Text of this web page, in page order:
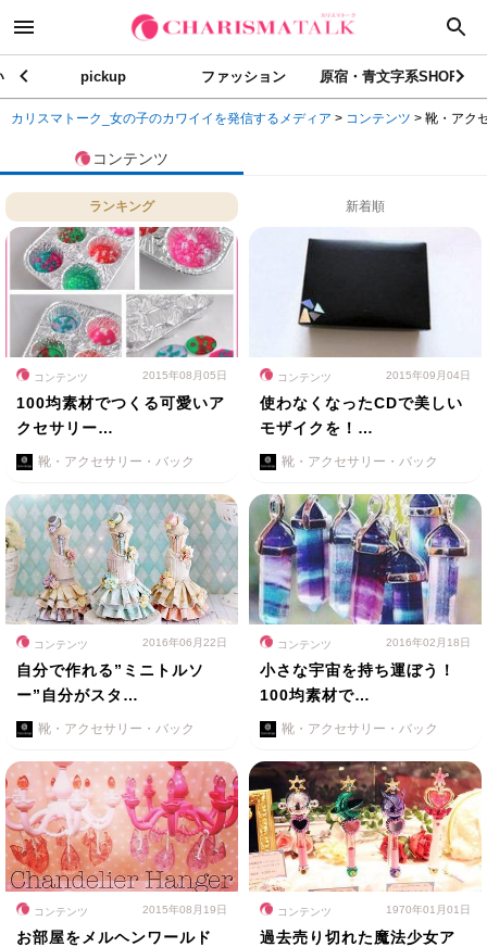
pickup ファッション 原宿・青文字系SHOP
カリスマトーク_女の子のカワイイを発信するメディア > コンテンツ > 靴・アク
コンテンツ
ランキング 新着順
コンテンツ 2015年08月05日
100均素材でつくる可愛いア
クセサリー…
靴・アクセサリー・バック
コンテンツ 2015年09月04日
使わなくなったCDで美しい
モザイクを！…
靴・アクセサリー・バック
コンテンツ 2016年06月22日
自分で作れる”ミニトルソ
ー”自分がスタ…
靴・アクセサリー・バック
コンテンツ 2016年02月18日
小さな宇宙を持ち運ぼう！
100均素材で…
靴・アクセサリー・バック
コンテンツ 2015年08月19日
お部屋をメルヘンワールド
コンテンツ 1970年01月01日
過去売り切れた魔法少女ア